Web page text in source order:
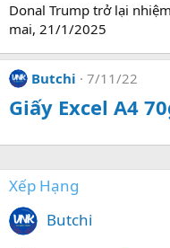
Donal Trump trở lại
mai, 21/1/2025
Butchi 7/11/22
Giấy Excel A4
Xếp Hạng
Butchi